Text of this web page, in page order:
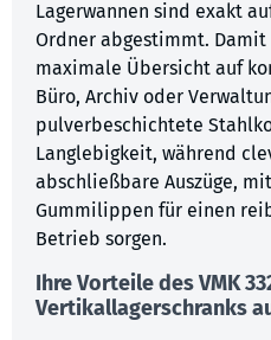
Lagerwannen sind exakt
Ordner abgestimmt.
maximale Übersicht auf
Büro, Archiv oder
pulverbeschichtete
Langlebigkeit, während
abschließbare Auszüge,
Gummilippen für einen
Betrieb sorgen.
Ihre Vorteile des VMK
Vertikallagerschranks